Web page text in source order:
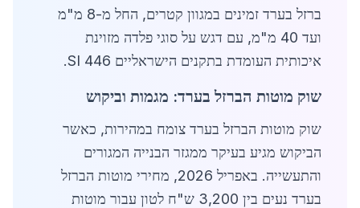
ברזל בערד זמינים במגוון קטרים, החל מ-8 מ"מ
ועד 40 מ"מ, עם דגש על סוגי פלדה מזוינת
איכותית העומדת בתקנים הישראליים SI 446.
שוק מוטות הברזל בערד: מגמות וביקוש
שוק מוטות הברזל בערד צומח במהירות, כאשר
הביקוש מגיע בעיקר ממגזר הבנייה המגורים
והתעשייה. באפריל 2026, מחירי מוטות הברזל
בערד נעים בין 3,200 ש"ח לטון עבור מוטות